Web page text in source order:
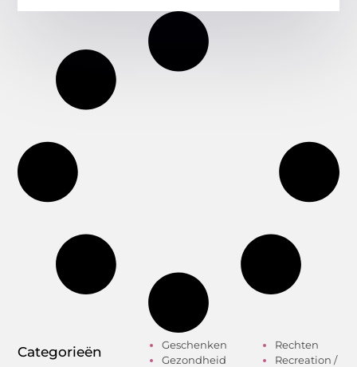
Categorieën
Geschenken
Gezondheid
Rechten
Recreation /